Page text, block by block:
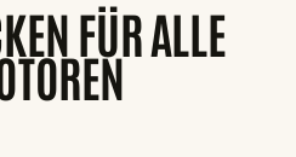
FÜR ALLE